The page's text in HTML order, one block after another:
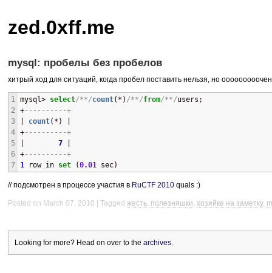
zed.0xff.me
mysql: пробелы без пробелов
хитрый ход для ситуаций, когда пробел поставить нельзя, но
1
2
3
4
5
6
7
mysql> select/**/count(*) /**/from/**/users;
+----------+
count(*) |
+----------+
7 |
+----------+
1 row in set (0.01 sec)
// подсмотрен в процессе участия в RuCTF 2010quals :)
Posted on March 07, 2010 Tagged жесть, полезняшки, хозяйке на заметку,
Looking for more? Head on over to the archives.